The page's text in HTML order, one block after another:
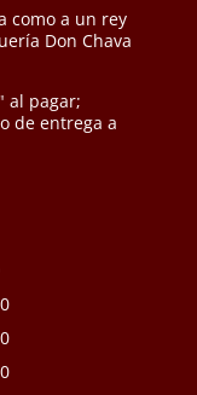
como a un rey
Don Chava
al pagar;
de entrega a